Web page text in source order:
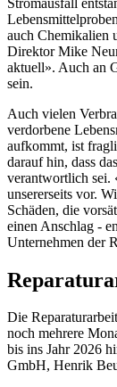
auch Chemikalien
Direktor Mike
aktuell». Auch an
sein.
Auch vielen
verdorbene
aufkommt, ist
darauf hin, dass
verantwortlich sei.
unsererseits vor.
Schäden, die
einen Anschlag -
Unternehmen der
Die
noch mehrere
bis ins Jahr 2026
GmbH, Henrik